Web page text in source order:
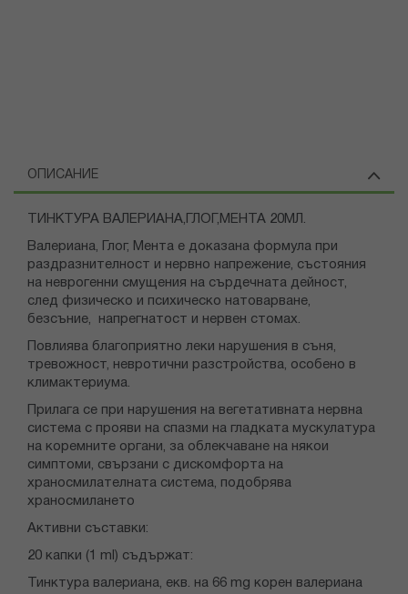
ОПИСАНИЕ
ТИНКТУРА ВАЛЕРИАНА,ГЛОГ,МЕНТА 20МЛ.
Валериана, Глог, Мента е доказана формула при
раздразнителност и нервно напрежение, състояния
на неврогенни смущения на сърдечната дейност,
след физическо и психическо натоварване,
безсъние, напрегнатост и нервен стомах.
Повлиява благоприятно леки нарушения в съня,
тревожност, невротични разстройства, особено в
климактериума.
Прилага се при нарушения на вегетативната нервна
система с прояви на спазми на гладката мускулатура
на коремните органи, за облекчаване на някои
симптоми, свързани с дискомфорта на
храносмилателната система, подобрява
храносмилането
Активни съставки:
20 капки (1 ml) съдържат:
Тинктура валериана, екв. на 66 mg корен валериана